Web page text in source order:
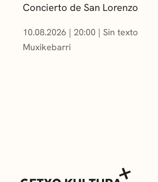
Concierto de San Lorenzo
10.08.2026 | 20:00
Sin texto
Muxikebarri